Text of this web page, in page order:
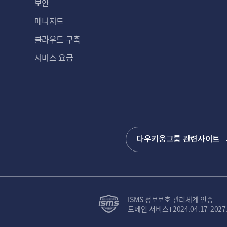
보안
매니지드
클라우드 구축
서비스 요금
다우키움그룹 관련사이트
ISMS 정보보호 관리체계 인증
도메인 서비스 2024.04.17-